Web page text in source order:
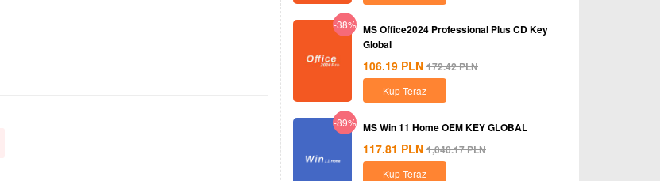
-38% MS Office2024 Professional Plus CD Key
Global
106.19 PLN 172.42PLN
Kup Teraz
-89% MS Win 11 Home OEM KEY GLOBAL
117.81 PLN 1,040.17PLN
Kup Teraz